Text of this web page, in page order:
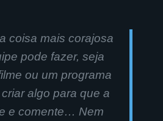
coisa mais corajosa
pode fazer, seja
ou um programa
algo para que a
e comente… Nem